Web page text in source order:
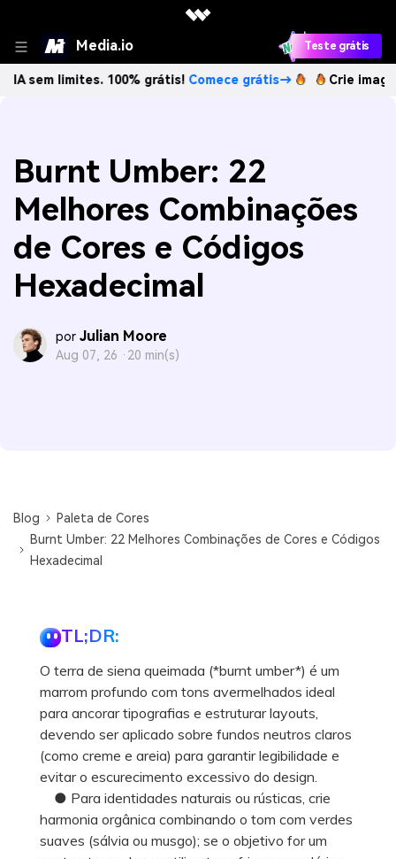
Media.io Teste grátis
100% grátis!Comece grátis→ Crie imagens com
Burnt Umber: 22
Melhores Combinações
de Cores e Códigos
Hexadecimal
por Julian Moore
Aug 07, 26 · 20 min(s)
Blog
Paleta de Cores
Burnt Umber: 22 Melhores Combinações de Cores e Códigos
Hexadecimal
TL;DR:
O terra de siena queimada (*burnt umber*) é um
marrom profundo com tons avermelhados ideal
para ancorar tipografias e estruturar layouts,
devendo ser aplicado sobre fundos neutros claros
(como creme e areia) para garantir legibilidade e
evitar o escurecimento excessivo do design.
● Para identidades naturais ou rústicas, crie
harmonia orgânica combinando o tom com verdes
suaves (sálvia ou musgo); se o objetivo for um